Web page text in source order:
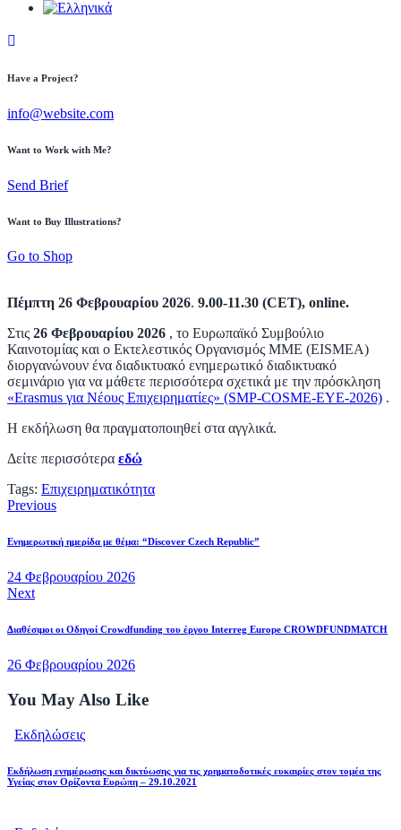
Have a Project?
info@website.com
Want to Work with Me?
Send Brief
Want to Buy Illustrations?
Go to Shop
Πέμπτη 26 Φεβρουαρίου 2026. 9.00-11.30 (CET), online.
Στις 26 Φεβρουαρίου 2026 , το Ευρωπαϊκό Συμβούλιο
Καινοτομίας και ο Εκτελεστικός Οργανισμός ΜΜΕ (EISMEA)
διοργανώνουν ένα διαδικτυακό ενημερωτικό διαδικτυακό
σεμινάριο για να μάθετε περισσότερα σχετικά με την πρόσκληση
«Erasmus για Νέους Επιχειρηματίες» (SMP-COSME-EYE-2026) .
Η εκδήλωση θα πραγματοποιηθεί στα αγγλικά.
Δείτε περισσότερα εδώ
Tags: Επιχειρηματικότητα
Previous
Ενημερωτική ημερίδα με θέμα: “Discover Czech Republic”
24 Φεβρουαρίου 2026
Next
Διαθέσιμοι οι Οδηγοί Crowdfunding του έργου Interreg Europe CROWDFUNDMATCH
26 Φεβρουαρίου 2026
You May Also Like
Εκδηλώσεις
Εκδήλωση ενημέρωσης και δικτύωσης για τις χρηματοδοτικές ευκαιρίες στον τομέα της
Υγείας στον Ορίζοντα Ευρώπη – 29.10.2021